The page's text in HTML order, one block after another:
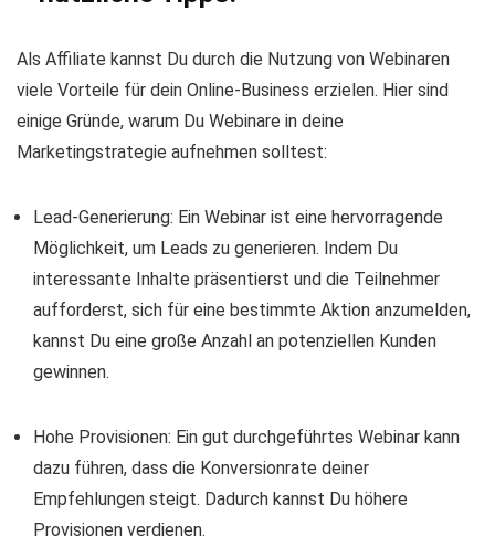
Als Affiliate kannst Du durch die Nutzung von Webinaren
viele Vorteile für dein Online-Business erzielen. Hier sind
einige Gründe, warum Du Webinare in deine
Marketingstrategie aufnehmen solltest:
Lead-Generierung: Ein Webinar ist eine hervorragende
Möglichkeit, um Leads zu generieren. Indem Du
interessante Inhalte präsentierst und die Teilnehmer
aufforderst, sich für eine bestimmte Aktion anzumelden,
kannst Du eine große Anzahl an potenziellen Kunden
gewinnen.
Hohe Provisionen: Ein gut durchgeführtes Webinar kann
dazu führen, dass die Konversionrate deiner
Empfehlungen steigt. Dadurch kannst Du höhere
Provisionen verdienen.